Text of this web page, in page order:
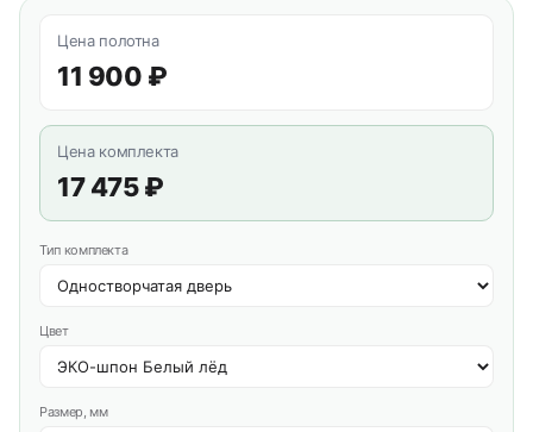
Цена полотна
11 900 ₽
Цена комплекта
17 475 ₽
Тип комплекта
Цвет
Размер, мм